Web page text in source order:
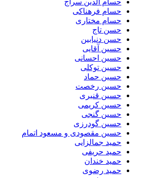
حسام فرهناکی
حسام مختاری
حسن تاج
حسن دنیابین
حسین آقایی
حسین احسانی
حسین توکلی
حسین حماد
حسین رخصت
حسین قنبری
حسین کریمی
حسین گنجی
حسین گودرزی
حسین مقصودی و مسعود اتمام
حمید جمالزایی
حمید حریفی
حمید خندان
حمید رضوی